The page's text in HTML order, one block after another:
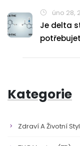
úno 28,
Je delta
Kategorie
Zdraví A Životní Styl